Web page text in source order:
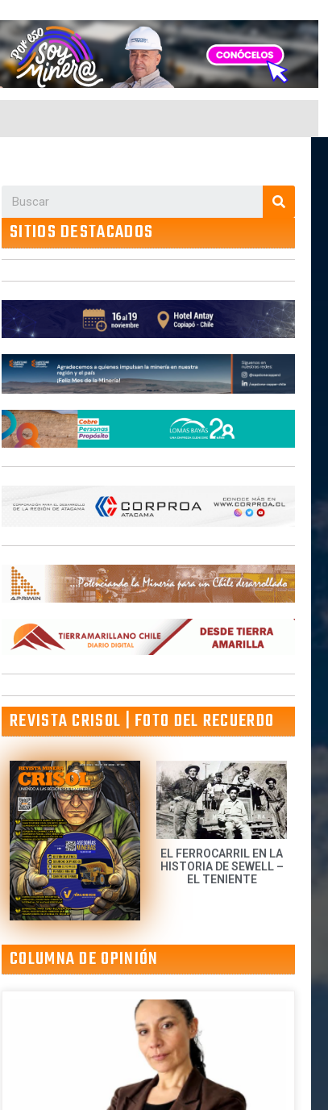
SITIOS DESTACADOS
REVISTA CRISOL | FOTO DEL RECUERDO
EL FERROCARRIL EN LA
HISTORIA DE SEWELL –
EL TENIENTE
COLUMNA DE OPINIÓN